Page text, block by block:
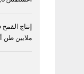
ملايين طن